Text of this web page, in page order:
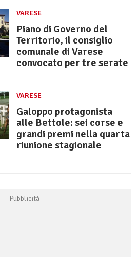
VARESE
Piano di Governo del
Territorio, il consiglio
comunale di Varese
convocato per tre serate
VARESE
Galoppo protagonista
alle Bettole: sei corse e
grandi premi nella quarta
riunione stagionale